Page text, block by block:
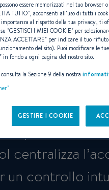
spunto dai
centralizza
un controllo
essere memorizzati nel tuo browser
TUTTO", acconsenti all’uso di tutti i
al rispetto della tua privacy, ti
"GESTISCI I MIEI COOKIE" per
ACCETTARE" per indicare il tuo
del sito). Puoi modificare le
" in fondo a ogni pagina del nostro sito.
la Sezione 9 della nostra
GESTIRE I COOKIE